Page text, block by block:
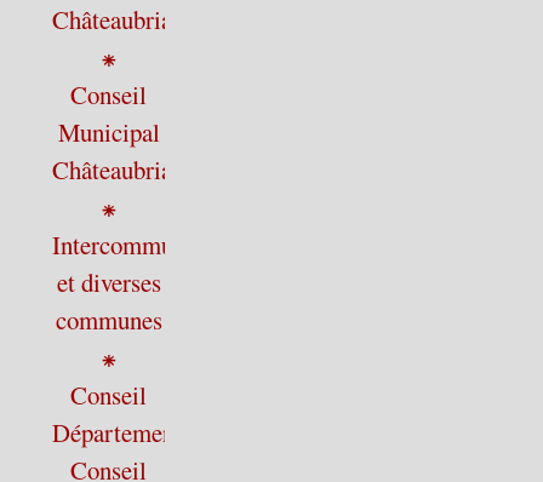
Châteaubriant
⁕
Conseil
Municipal
Châteaubriant
⁕
Intercommunalité
et diverses
communes
⁕
Conseil
Départemental,
Conseil